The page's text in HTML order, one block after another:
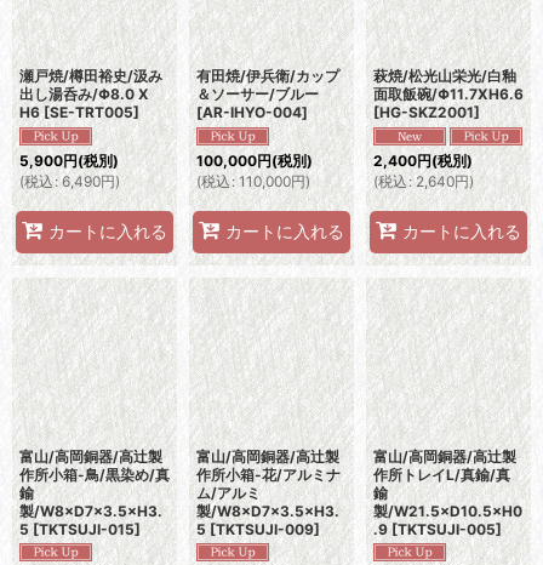
瀬戸焼/樽田裕史/汲み
出し湯呑み/Φ8.0 X
H6 [SE-TRT005]
5,900円(税別)
(税込 : 6,490円)
カートに入れる
有田焼/伊兵衛/カップ
＆ソーサー/ブルー
[AR-IHYO-004]
100,000円(税別)
(税込: 110,000円)
カートに入れる
萩焼/松光山栄光/白釉
面取飯碗/Φ11.7XH6.6
[HG-SKZ2001]
2,400円(税別)
(税込 : 2,640円)
カートに入れる
富山/高岡銅器/高辻製
作所小箱-鳥/黒染め/真
鍮
製/W8×D7×3.5×H3.
5 [TKTSUJI-015]
富山/高岡銅器/高辻製
作所小箱-花/アルミナ
ム/アルミ
製/W8×D7×3.5×H3.
5 [TKTSUJI-009]
富山/高岡銅器/高辻製
作所トレイL/真鍮/真
鍮
製/W21.5×D10.5×H0
.9 [TKTSUJI-005]